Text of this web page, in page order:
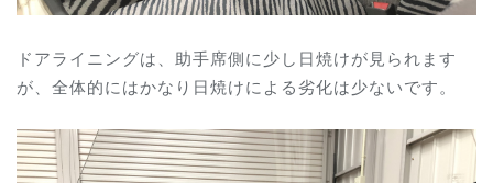
ドアライニングは、助手席側に少し日焼けが見られます
が、全体的にはかなり日焼けによる劣化は少ないです。